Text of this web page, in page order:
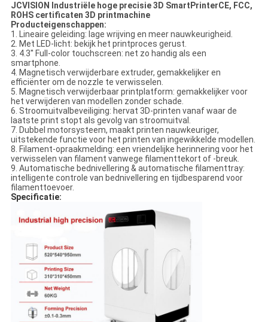
JCVISION Industriële hoge precisie 3D SmartPrinterCE, FCC,
ROHS certificaten 3D printmachine
Producteigenschappen:
1. Lineaire geleiding: lage wrijving en meer nauwkeurigheid.
2. Met LED-licht: bekijk het printproces gerust.
3. 4.3'' Full-color touchscreen: net zo handig als een
smartphone.
4. Magnetisch verwijderbare extruder, gemakkelijker en
efficiënter om de nozzle te verwisselen.
5. Magnetisch verwijderbaar printplatform: gemakkelijker voor
het verwijderen van modellen zonder schade.
6. Stroomuitvalbeveiliging: hervat 3D-printen vanaf waar de
laatste print stopt als gevolg van stroomuitval.
7. Dubbel motorsysteem, maakt printen nauwkeuriger,
uitstekende functie voor het printen van ingewikkelde modellen.
8. Filament-opraakmelding: een vriendelijke herinnering voor het
verwisselen van filament vanwege filamenttekort of -breuk.
9. Automatische bednivellering & automatische filamenttray:
intelligente controle van bednivellering en tijdbesparend voor
filamenttoevoer.
Specificatie: